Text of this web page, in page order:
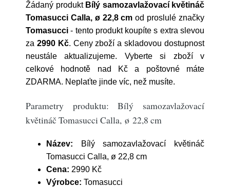
Žádaný produkt Bílý samozavlažovací květináč
Tomasucci Calla, ø 22,8 cm od proslulé značky
Tomasucci - tento produkt koupíte s extra slevou
za 2990 Kč. Ceny zboží a skladovou dostupnost
neustále aktualizujeme. Vyberte si zboží v
celkové hodnotě nad Kč a poštovné máte
ZDARMA. Neplaťte jinde víc, než musíte.
Parametry produktu: Bílý samozavlažovací
květináč Tomasucci Calla, ø 22,8 cm
Název: Bílý samozavlažovací květináč
Tomasucci Calla, ø 22,8 cm
Cena: 2990 Kč
Výrobce: Tomasucci